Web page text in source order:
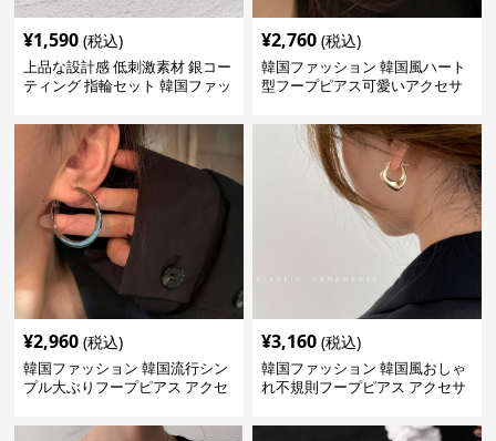
¥1,590 (税込)
上品な設計感 低刺激素材 銀コー
ティング 指輪セット 韓国ファッ
¥2,760 (税込)
韓国ファッション 韓国風ハート
型フープピアス可愛いアクセサ
¥2,960 (税込)
韓国ファッション 韓国流行シン
プル大ぶりフープピアス アクセ
¥3,160 (税込)
韓国ファッション 韓国風おしゃ
れ不規則フープピアス アクセサ